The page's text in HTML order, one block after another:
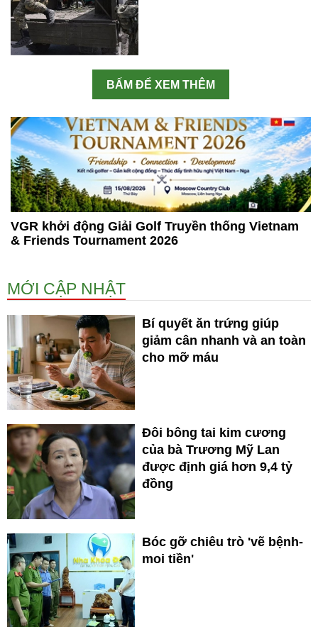
BẤM ĐỂ XEM THÊM
VGR khởi động Giải Golf Truyền thống Vietnam
& Friends Tournament 2026
MỚI CẬP NHẬT
Bí quyết ăn trứng giúp
giảm cân nhanh và an toàn
cho mỡ máu
Đôi bông tai kim cương
của bà Trương Mỹ Lan
được định giá hơn 9,4 tỷ
đồng
Bóc gỡ chiêu trò 'vẽ bệnh-
moi tiền'